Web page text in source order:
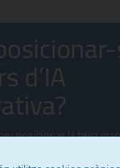
d’IA
posicionar la teva